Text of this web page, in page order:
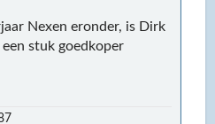
Nexen eronder, is Dirk
stuk goedkoper